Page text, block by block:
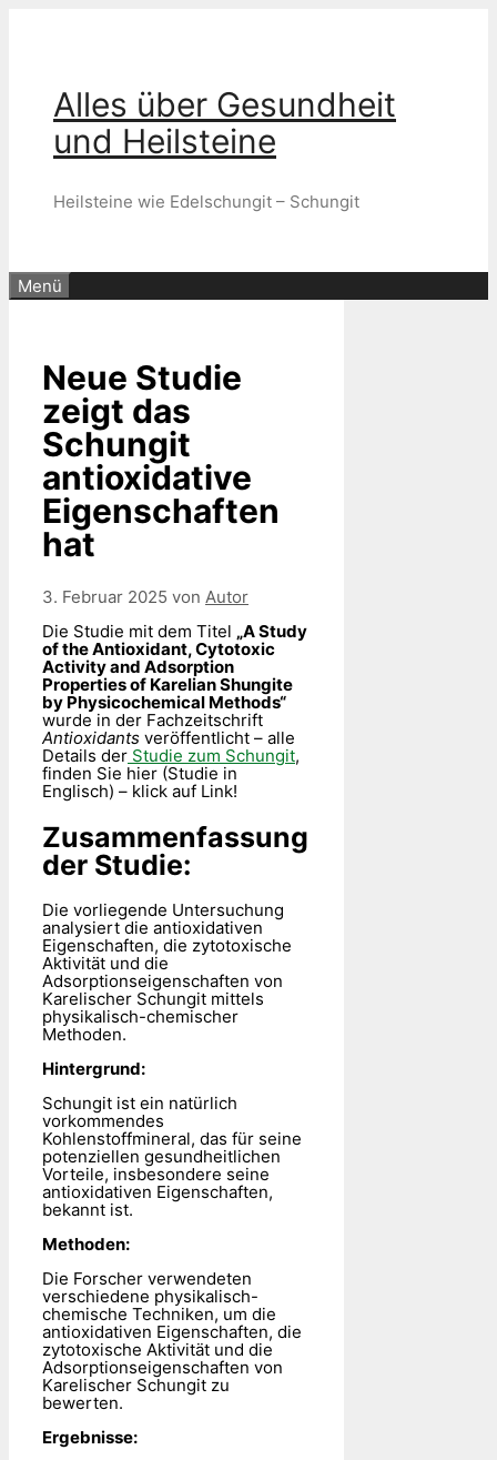
Alles über Gesundheit
und Heilsteine
Heilsteine wie Edelschungit – Schungit
Menü
Neue Studie
zeigt das
Schungit
antioxidative
Eigenschaften
hat
3. Februar 2025 von Autor
Die Studie mit dem Titel „A Study
of the Antioxidant, Cytotoxic
Activity and Adsorption
Properties of Karelian Shungite
by Physicochemical Methods“
wurde in der Fachzeitschrift
Antioxidants veröffentlicht – alle
Details der Studie zum Schungit,
finden Sie hier (Studie in
Englisch) – klick auf Link!
Zusammenfassung
der Studie:
Die vorliegende Untersuchung
analysiert die antioxidativen
Eigenschaften, die zytotoxische
Aktivität und die
Adsorptionseigenschaften von
Karelischer Schungit mittels
physikalisch-chemischer
Methoden.
Hintergrund:
Schungit ist ein natürlich
vorkommendes
Kohlenstoffmineral, das für seine
potenziellen gesundheitlichen
Vorteile, insbesondere seine
antioxidativen Eigenschaften,
bekannt ist.
Methoden:
Die Forscher verwendeten
verschiedene physikalisch-
chemische Techniken, um die
antioxidativen Eigenschaften, die
zytotoxische Aktivität und die
Adsorptionseigenschaften von
Karelischer Schungit zu
bewerten.
Ergebnisse: